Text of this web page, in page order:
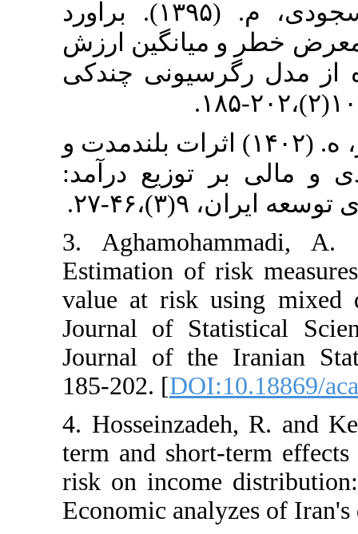
۱. آقا محمدی، ع . و سجودی، م. (۱۳۹۵). برآورد
میانگین ارزش
چندکی
حسین زاده، ر. و کشاورز، ه. (۱۴۰۲) اثرات بلندمدت و
توزیع درآمد:
۲۷.
3.
Estimation of
value at risk
Journal of
Journal of the
185-202. [
4.
term and short-
risk on income
Economic